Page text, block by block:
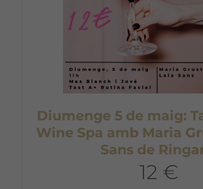
Diumenge 5 de maig:
Wine Spa amb Maria
Sans de
12 €